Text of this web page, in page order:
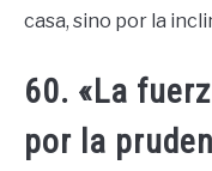
casa, sino por la
60. «La
por la